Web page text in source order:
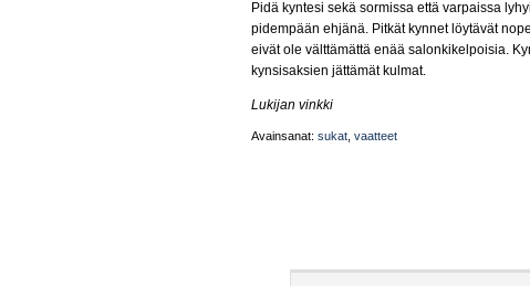
Pidä kyntesi sekä sormissa että varpaissa
pidempään ehjänä. Pitkät kynnet löytävät
eivät ole välttämättä enää salonkikelpoisia.
kynsisaksien jättämät kulmat.
Lukijan vinkki
Avainsanat: sukat vaatteet